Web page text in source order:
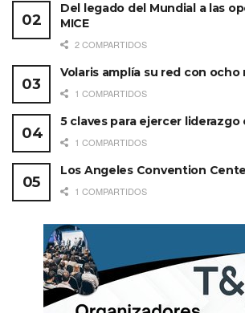
Del legado del Mundial a las
MICE
2 COMPARTIDOS
Volaris amplía su red con ocho
1 COMPARTIDOS
5 claves para ejercer
1 COMPARTIDOS
Los Angeles Convention
1 COMPARTIDOS